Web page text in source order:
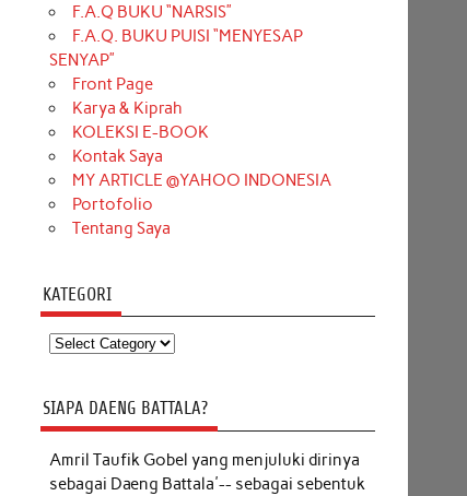
F.A.Q BUKU “NARSIS”
F.A.Q. BUKU PUISI “MENYESAP
SENYAP”
Front Page
Karya & Kiprah
KOLEKSI E-BOOK
Kontak Saya
MY ARTICLE @YAHOO INDONESIA
Portofolio
Tentang Saya
KATEGORI
Kategori
SIAPA DAENG BATTALA?
Amril Taufik Gobel yang menjuluki dirinya
sebagai Daeng Battala'-- sebagai sebentuk